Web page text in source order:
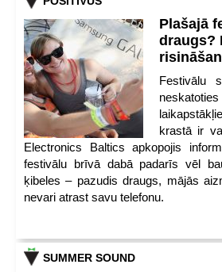
Plašajā
draugs?
Festivālu
krastā ir
Electronics Baltics apkopojis
festivālu brīvā dabā padarīs vēl
ķibeles – pazudis draugs, mājās
nevari atrast savu telefonu.
SUMMER SOUND